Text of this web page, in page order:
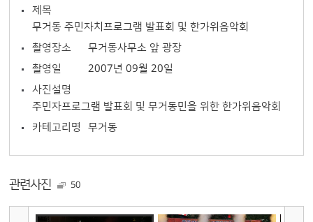
제목
무거동 주민자치프로그램 발표회 및 한가위음악회
촬영장소
무거동사무소 앞 광장
촬영일
2007년 09월 20일
사진설명
주민자프로그램 발표회 및 무거동민을 위한 한가위음악회
카테고리명
무거동
관련사진 50